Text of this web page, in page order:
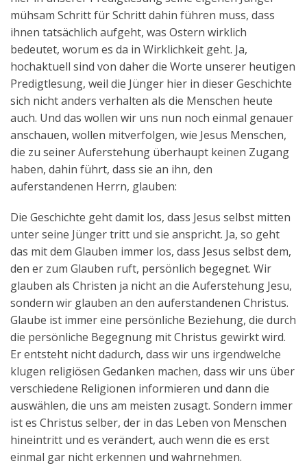
mühsam Schritt für Schritt dahin führen muss, dass
ihnen tatsächlich aufgeht, was Ostern wirklich
bedeutet, worum es da in Wirklichkeit geht. Ja,
hochaktuell sind von daher die Worte unserer heutigen
Predigtlesung, weil die Jünger hier in dieser Geschichte
sich nicht anders verhalten als die Menschen heute
auch. Und das wollen wir uns nun noch einmal genauer
anschauen, wollen mitverfolgen, wie Jesus Menschen,
die zu seiner Auferstehung überhaupt keinen Zugang
haben, dahin führt, dass sie an ihn, den
auferstandenen Herrn, glauben:
Die Geschichte geht damit los, dass Jesus selbst mitten
unter seine Jünger tritt und sie anspricht. Ja, so geht
das mit dem Glauben immer los, dass Jesus selbst dem,
den er zum Glauben ruft, persönlich begegnet. Wir
glauben als Christen ja nicht an die Auferstehung Jesu,
sondern wir glauben an den auferstandenen Christus.
Glaube ist immer eine persönliche Beziehung, die durch
die persönliche Begegnung mit Christus gewirkt wird.
Er entsteht nicht dadurch, dass wir uns irgendwelche
klugen religiösen Gedanken machen, dass wir uns über
verschiedene Religionen informieren und dann die
auswählen, die uns am meisten zusagt. Sondern immer
ist es Christus selber, der in das Leben von Menschen
hineintritt und es verändert, auch wenn die es erst
einmal gar nicht erkennen und wahrnehmen.